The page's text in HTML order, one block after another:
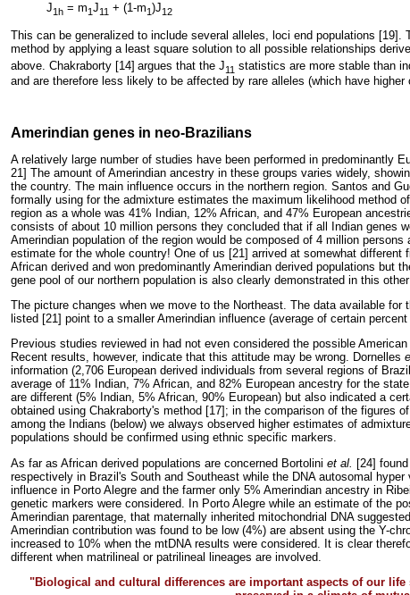
J1h = m1J11 + (1-m1)J12
This can be generalized to include several alleles, loci end populations
method by applying a least square solution to all possible relationships
above. Chakraborty [14] argues that the J11 statistics are more stable than
and are therefore less likely to be affected by rare alleles (which have
Amerindian genes in neo-Brazilians
A relatively large number of studies have been performed in predominantly
21] The amount of Amerindian ancestry in these groups varies widely,
the country. The main influence occurs in the northern region. Santos and
formally using for the admixture estimates the maximum likelihood method
region as a whole was 41% Indian, 12% African, and 47% European
consists of about 10 million persons they concluded that if all Indian genes
Amerindian population of the region would be composed of 4 million
estimate for the whole country! One of us [21] arrived at somewhat different
African derived and won predominantly Amerindian derived populations but
gene pool of our northern population is also clearly demonstrated in this
The picture changes when we move to the Northeast. The data available
listed [21] point to a smaller Amerindian influence (average of certain
Previous studies reviewed in had not even considered the possible
Recent results, however, indicate that this attitude may be wrong. Dornelles
information (2,706 European derived individuals from several regions of
average of 11% Indian, 7% African, and 82% European ancestry for the
are different (5% Indian, 5% African, 90% European) but also indicated a
obtained using Chakraborty's method [17]; in the comparison of the figures
among the Indians (below) we always observed higher estimates of
populations should be confirmed using ethnic specific markers.
As far as African derived populations are concerned Bortolini et al. [24]
respectively in Brazil's South and Southeast while the DNA autosomal
influence in Porto Alegre and the farmer only 5% Amerindian ancestry in
genetic markers were considered. In Porto Alegre while an estimate of the
Amerindian parentage, that maternally inherited mitochondrial DNA
Amerindian contribution was found to be low (4%) are absent using the Y-
increased to 10% when the mtDNA results were considered. It is clear
different when matrilineal or patrilineal lineages are involved.
"Biological and cultural differences are important aspects of our